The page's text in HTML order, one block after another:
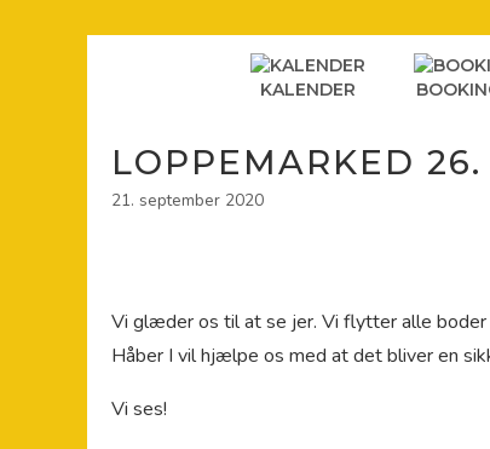
KALENDER
LOPPEMARKED
21. september 2020
Vi glæder os til at se jer. Vi flytter alle boder
Håber I vil hjælpe os med at det bliver en
Vi ses!